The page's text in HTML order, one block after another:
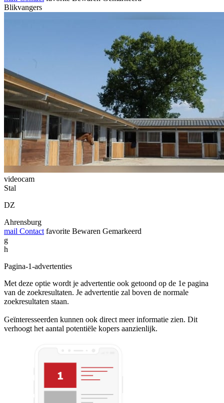
Blikvangers
videocam
Stal
DZ
Ahrensburg
mail Contact favorite Bewaren Gemarkeerd
g
h
Pagina-1-advertenties
Met deze optie wordt je advertentie ook getoond op de 1e pagina
van de zoekresultaten. Je advertentie zal boven de normale
zoekresultaten staan.
Geïnteresseerden kunnen ook direct meer informatie zien. Dit
verhoogt het aantal potentiële kopers aanzienlijk.